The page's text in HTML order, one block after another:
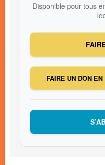
Disponible pour tous
FAIRE UN DON